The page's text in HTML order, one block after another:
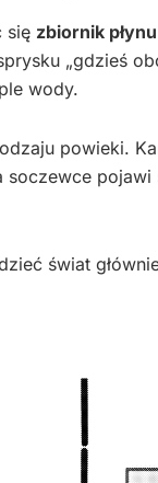
się zbiornik płynu
„gdzieś
wody.
powieki.
świat